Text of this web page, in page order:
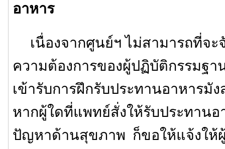
อาหาร
เนื่องจากศูนย์ฯ ไม่สามารถที่จะ
ความต้องการของผู้ปฏิบัติกรรมฐ
เข้ารับการฝึกรับประทานอาหารมั
หากผู้ใดที่แพทย์สั่งให้รับประทานอ
ปัญหาด้านสุขภาพ ก็ขอให้แจ้งให้